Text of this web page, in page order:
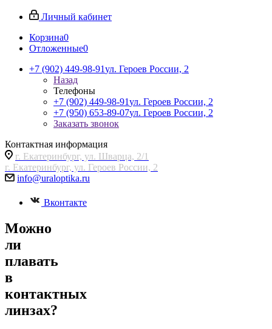
Личный кабинет
Корзина0
Отложенные0
+7 (902) 449-98-91ул. Героев России, 2
Назад
Телефоны
+7 (902) 449-98-91ул. Героев России, 2
+7 (950) 653-89-07ул. Героев России, 2
Заказать звонок
Контактная информация
г. Екатеринбург, ул. Шварца, 2/1
г. Екатеринбург, ул. Героев России, 2
info@uraloptika.ru
Вконтакте
Можно
ли
плавать
в
контактных
линзах?